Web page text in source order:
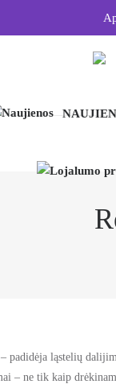
ląstelių
– ne tik kaip